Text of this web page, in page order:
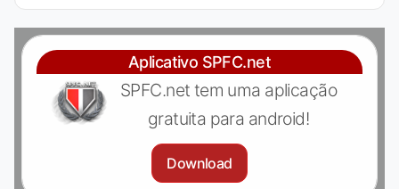
Aplicativo SPFC.net
SPFC.net tem uma aplicação
gratuita para android!
Download